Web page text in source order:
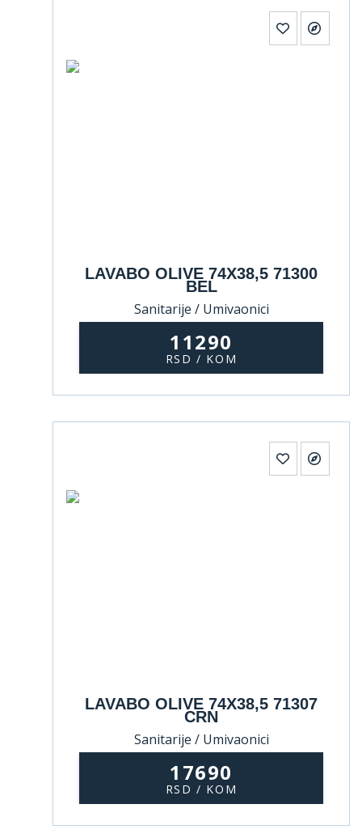
LAVABO OLIVE 74X38,5 71300
BEL
Sanitarije / Umivaonici
11290
RSD / KOM
LAVABO OLIVE 74X38,5 71307
CRN
Sanitarije / Umivaonici
17690
RSD / KOM